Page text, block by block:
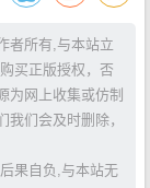
者所有,与本站立
买正版授权，否
为网上收集或仿制
们会及时删除，
果自负,与本站无